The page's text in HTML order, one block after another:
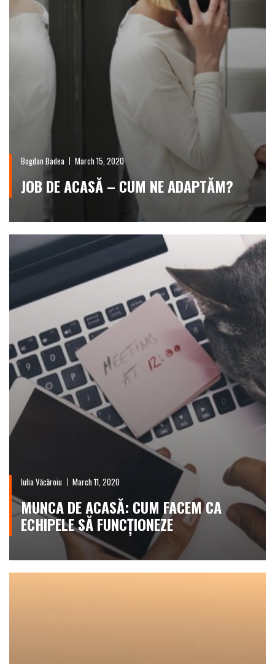
Bogdan Badea March 15, 2020
JOB DE ACASĂ – CUM NE ADAPTĂM?
Iulia Văcăroiu March 11, 2020
MUNCA DE ACASĂ: CUM FACEM CA
ECHIPELE SĂ FUNCȚIONEZE